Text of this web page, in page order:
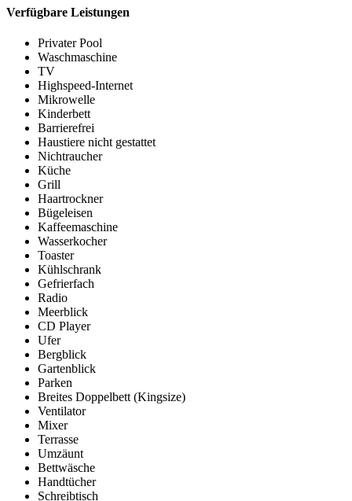
Verfügbare Leistungen
Privater Pool
Waschmaschine
TV
Highspeed-Internet
Mikrowelle
Kinderbett
Barrierefrei
Haustiere nicht gestattet
Nichtraucher
Küche
Grill
Haartrockner
Bügeleisen
Kaffeemaschine
Wasserkocher
Toaster
Kühlschrank
Gefrierfach
Radio
Meerblick
CD Player
Ufer
Bergblick
Gartenblick
Parken
Breites Doppelbett (Kingsize)
Ventilator
Mixer
Terrasse
Umzäunt
Bettwäsche
Handtücher
Schreibtisch